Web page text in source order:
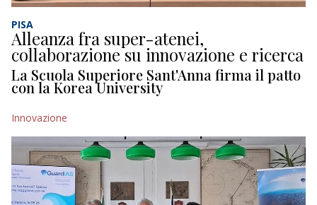
PISA
Alleanza fra super-atenei,
collaborazione su innovazione e ricerca
La Scuola Superiore Sant'Anna firma il patto
con la Korea University
Innovazione